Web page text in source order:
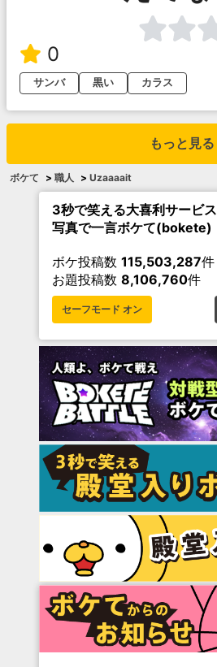
0
サンバ
黒い カラス
もっと見る
ボケて > 職人 > Uzaaaait
3秒で笑える大喜利サービス
写真で一言ボケて(bokete)
ボケ投稿数 115,503,287件
お題投稿数 8,106,760件
セーフモード オン